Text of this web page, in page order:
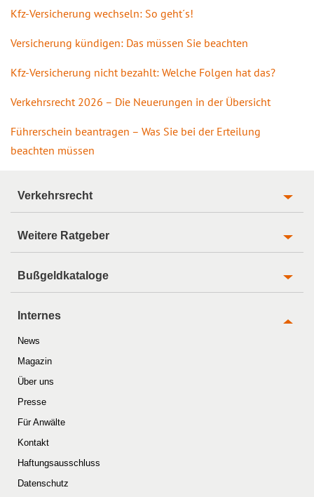
Kfz-Versicherung wechseln: So geht´s!
Versicherung kündigen: Das müssen Sie beachten
Kfz-Versicherung nicht bezahlt: Welche Folgen hat das?
Verkehrsrecht 2026 – Die Neuerungen in der Übersicht
Führerschein beantragen – Was Sie bei der Erteilung
beachten müssen
Verkehrsrecht
Weitere Ratgeber
Bußgeldkataloge
Internes
News
Magazin
Über uns
Presse
Für Anwälte
Kontakt
Haftungsausschluss
Datenschutz